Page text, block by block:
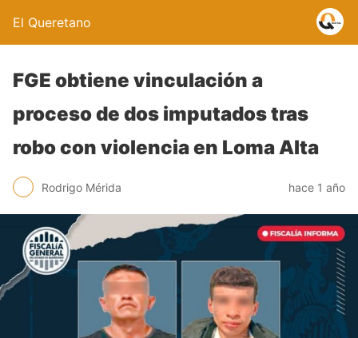
El Queretano
FGE obtiene vinculación a
proceso de dos imputados tras
robo con violencia en Loma Alta
Rodrigo Mérida hace 1 año